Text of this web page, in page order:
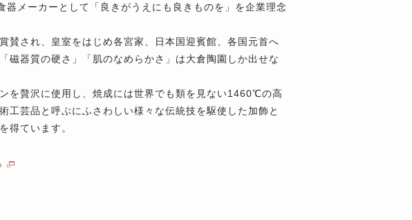
メーカーとして「良きがうえにも良きものを」を企業理念
賛され、皇室をはじめ各宮家、日本国迎賓館、各国元首へ
磁器質の硬さ」「肌のなめらかさ」は大倉陶園しか出せな
を贅沢に使用し、焼成には世界でも類を見ない1460℃の高
工芸品と呼ぶにふさわしい様々な伝統技を駆使した加飾と
得ています。